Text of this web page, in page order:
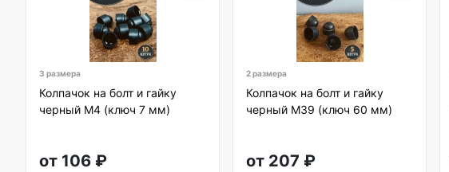
3 размера
Колпачок на болт и гайку
черный M4 (ключ 7 мм)
от 106 ₽
2 размера
Колпачок на болт и гайку
черный M39 (ключ 60 мм)
от 207 ₽